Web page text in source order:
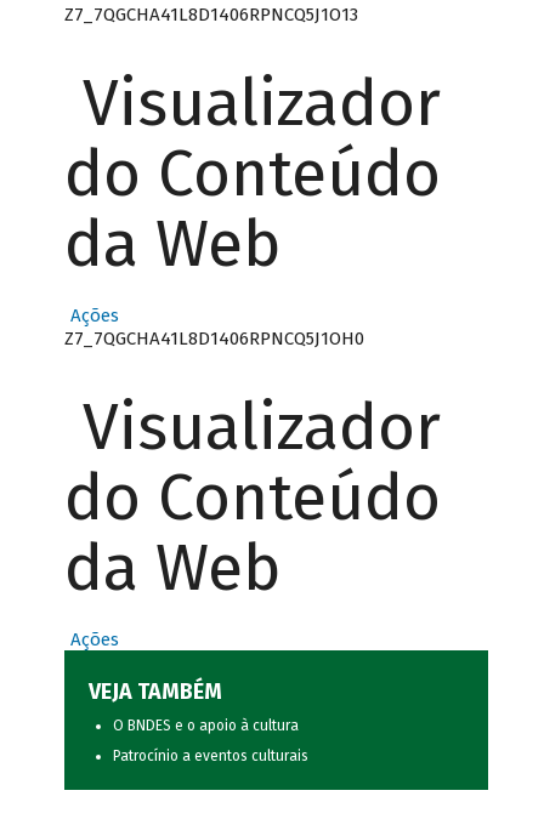
Z7_7QGCHA41L8D1406RPNCQ5J1O13
Visualizador
do Conteúdo
da Web
Ações
Z7_7QGCHA41L8D1406RPNCQ5J1OH0
Visualizador
do Conteúdo
da Web
Ações
VEJA TAMBÉM
O BNDES e o apoio à cultura
Patrocínio a eventos culturais